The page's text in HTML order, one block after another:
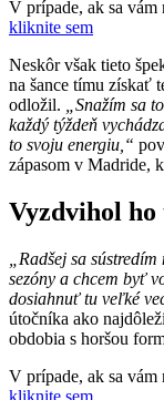
V prípade, ak sa
kliknite sem
Neskôr však tieto
na šance tímu získať
odložil.
„Snažím sa
každý týždeň
to svoju energiu,“
zápasom v Madride,
Vyzdvihol
„Radšej sa
sezóny a chcem byť
dosiahnuť tu veľké
útočníka ako
obdobia s horšou
V prípade, ak sa
kliknite sem